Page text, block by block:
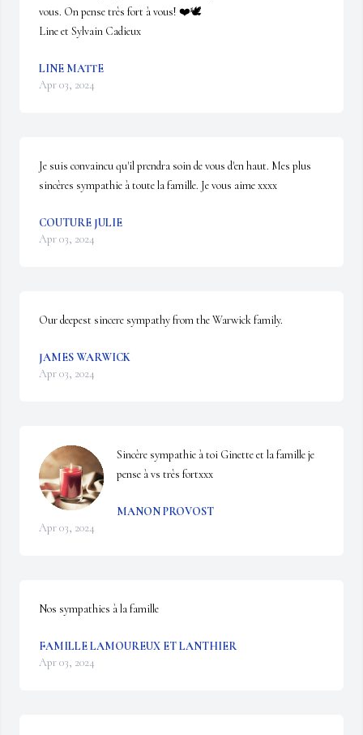
vous. On pense très fort à vous! ❤️🕊️
Line et Sylvain Cadieux
LINE MATTE
Apr 03, 2024
Je suis convaincu qu'il prendra soin de vous d'en haut. Mes plus
sincères sympathie à toute la famille. Je vous aime xxxx
COUTURE JULIE
Apr 03, 2024
Our deepest sincere sympathy from the Warwick family.
JAMES WARWICK
Apr 03, 2024
Sincère sympathie à toi Ginette et la famille je
pense à vs très fortxxx
MANON PROVOST
Apr 03, 2024
Nos sympathies à la famille
FAMILLE LAMOUREUX ET LANTHIER
Apr 03, 2024